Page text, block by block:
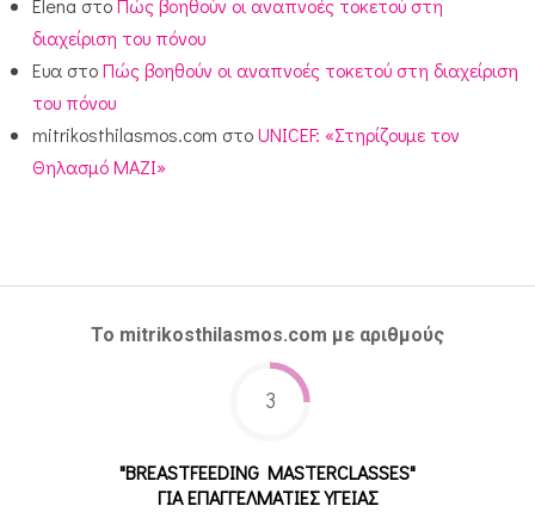
Elena στο Πώς βοηθούν οι αναπνοές τοκετού στη
διαχείριση του πόνου
Ευα στοΠώς βοηθούν οι αναπνοές τοκετού στη διαχείριση
του πόνου
mitrikosthilasmos.com στοUNICEF: «Στηρίζουμε τον
Θηλασμό ΜΑΖΙ»
Το mitrikosthilasmos.com με αριθμούς
3
"BREASTFEEDING MASTERCLASSES"
ΓΙΑ ΕΠΑΓΓΕΛΜΑΤΙΕΣ ΥΓΕΙΑΣ